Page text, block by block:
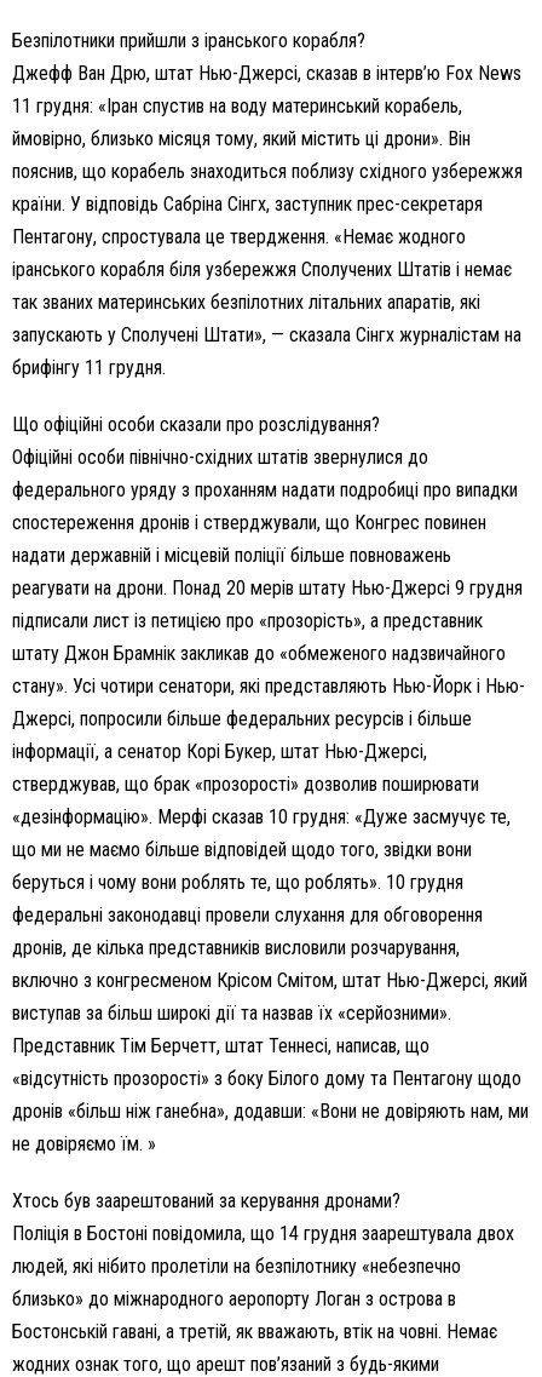
Безпілотники прийшли з іранського корабля?
Джефф Ван Дрю, штат Нью-Джерсі, сказав в інтерв’ю Fox News
11 грудня: «Іран спустив на воду материнський корабель,
ймовірно, близько місяця тому, який містить ці дрони». Він
пояснив, що корабель знаходиться поблизу східного узбережжя
країни. У відповідь Сабріна Сінгх, заступник прес-секретаря
Пентагону, спростувала це твердження. «Немає жодного
іранського корабля біля узбережжя Сполучених Штатів і немає
так званих материнських безпілотних літальних апаратів, які
запускають у Сполучені Штати», — сказала Сінгх журналістам на
брифінгу 11 грудня.
Що офіційні особи сказали про розслідування?
Офіційні особи північно-східних штатів звернулися до
федерального уряду з проханням надати подробиці про випадки
спостереження дронів і стверджували, що Конгрес повинен
надати державній і місцевій поліції більше повноважень
реагувати на дрони. Понад 20 мерів штату Нью-Джерсі 9 грудня
підписали лист із петицією про «прозорість», а представник
штату Джон Брамнік закликав до «обмеженого надзвичайного
стану». Усі чотири сенатори, які представляють Нью-Йорк і Нью-
Джерсі, попросили більше федеральних ресурсів і більше
інформації, а сенатор Корі Букер, штат Нью-Джерсі,
стверджував, що брак «прозорості» дозволив поширювати
«дезінформацію». Мерфі сказав 10 грудня: «Дуже засмучує те,
що ми не маємо більше відповідей щодо того, звідки вони
беруться і чому вони роблять те, що роблять». 10 грудня
федеральні законодавці провели слухання для обговорення
дронів, де кілька представників висловили розчарування,
включно з конгресменом Крісом Смітом, штат Нью-Джерсі, який
виступав за більш широкі дії та назвав їх «серйозними».
Представник Тім Берчетт, штат Теннесі, написав, що
«відсутність прозорості» з боку Білого дому та Пентагону щодо
дронів «більш ніж ганебна», додавши: «Вони не довіряють нам, ми
не довіряємо їм. »
Хтось був заарештований за керування дронами?
Поліція в Бостоні повідомила, що 14 грудня заарештувала двох
людей, які нібито пролетіли на безпілотнику «небезпечно
близько» до міжнародного аеропорту Логан з острова в
Бостонській гавані, а третій, як вважають, втік на човні. Немає
жодних ознак того, що арешт пов’язаний з будь-якими